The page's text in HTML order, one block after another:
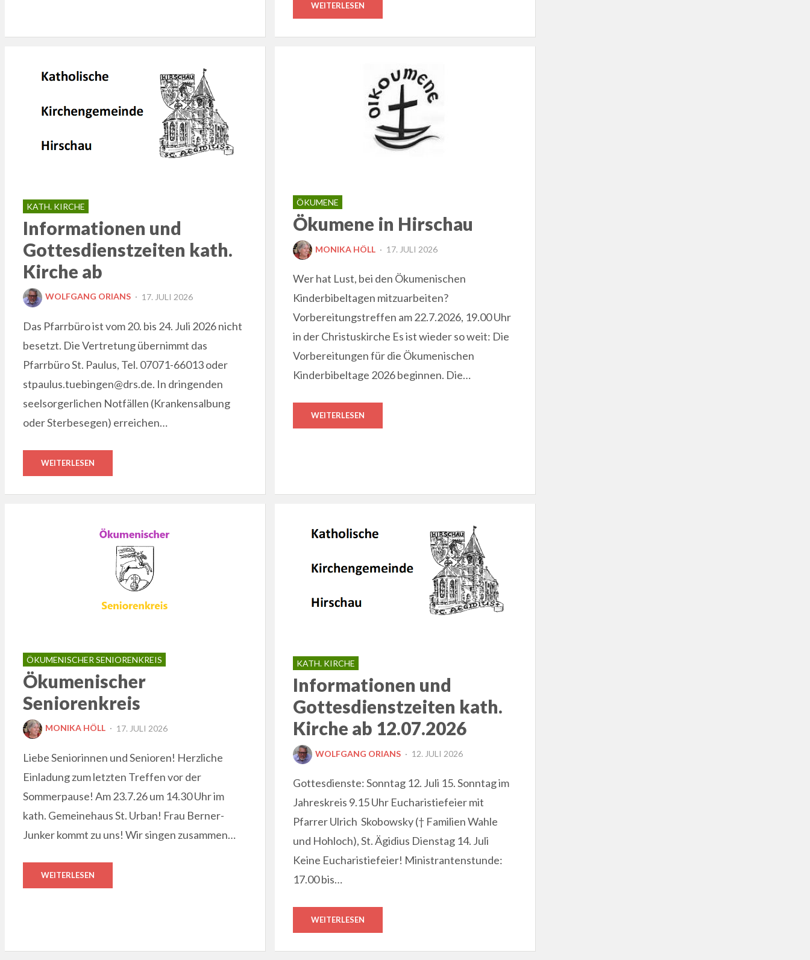
WEITERLESEN
KATH. KIRCHE
Informationen und
Gottesdienstzeiten kath.
Kirche ab
WOLFGANG ORIANS
POSTED
17. JULI 2026
Das Pfarrbüro ist vom 20. bis 24. Juli 2026 nicht
besetzt. Die Vertretung übernimmt das
Pfarrbüro St. Paulus, Tel. 07071-66013 oder
stpaulus.tuebingen@drs.de. In dringenden
seelsorgerlichen Notfällen (Krankensalbung
oder Sterbesegen) erreichen…
WEITERLESEN
ÖKUMENE
Ökumene in Hirschau
MONIKA HÖLL
POSTED
17. JULI 2026
Wer hat Lust, bei den Ökumenischen
Kinderbibeltagen mitzuarbeiten?
Vorbereitungstreffen am 22.7.2026, 19.00 Uhr
in der Christuskirche Es ist wieder so weit: Die
Vorbereitungen für die Ökumenischen
Kinderbibeltage 2026 beginnen. Die…
WEITERLESEN
ÖKUMENISCHER SENIORENKREIS
Ökumenischer
Seniorenkreis
MONIKA HÖLL
POSTED
17. JULI 2026
Liebe Seniorinnen und Senioren! Herzliche
Einladung zum letzten Treffen vor der
Sommerpause! Am 23.7.26 um 14.30 Uhr im
kath. Gemeinehaus St. Urban! Frau Berner-
Junker kommt zu uns! Wir singen zusammen…
WEITERLESEN
KATH. KIRCHE
Informationen und
Gottesdienstzeiten kath.
Kirche ab 12.07.2026
WOLFGANG ORIANS
POSTED
12. JULI 2026
Gottesdienste: Sonntag 12. Juli 15. Sonntag im
Jahreskreis 9.15 Uhr Eucharistiefeier mit
Pfarrer Ulrich Skobowsky († Familien Wahle
und Hohloch), St. Ägidius Dienstag 14. Juli
Keine Eucharistiefeier! Ministrantenstunde:
17.00 bis…
WEITERLESEN